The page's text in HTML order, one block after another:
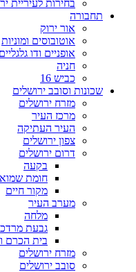
בחירות לעיריית
תחבורה
אור ירוק
אוטובוסים ומוניות
אופניים ודו גלגליים
חניה
כביש 16
שכונות וסובב ירושלים
מזרח ירושלים
מרכז העיר
העיר העתיקה
צפון ירושלים
דרום ירושלים
בקעה
חומת
מקור חיים
מערב העיר
מלחה
גבעת
בית הכרם
מזרח ירושלים
סובב ירושלים